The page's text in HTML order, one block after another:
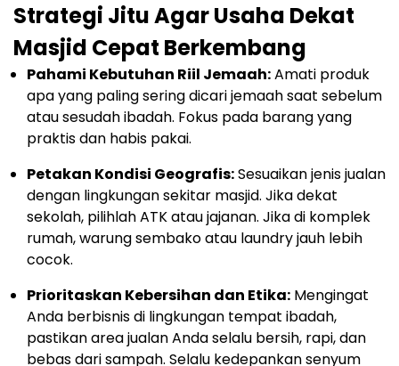
Strategi Jitu Agar Usaha Dekat
Masjid Cepat Berkembang
Pahami Kebutuhan Riil Jemaah:Amati produk
apa yang paling sering dicari jemaah saat sebelum
atau sesudah ibadah. Fokus pada barang yang
praktis dan habis pakai.
Petakan Kondisi Geografis:Sesuaikan jenis jualan
dengan lingkungan sekitar masjid. Jika dekat
sekolah, pilihlah ATK atau jajanan. Jika di komplek
rumah, warung sembako atau laundry jauh lebih
cocok.
Prioritaskan Kebersihan dan Etika: Mengingat
Anda berbisnis di lingkungan tempat ibadah,
pastikan area jualan Anda selalu bersih, rapi, dan
bebas dari sampah. Selalu kedepankan senyum